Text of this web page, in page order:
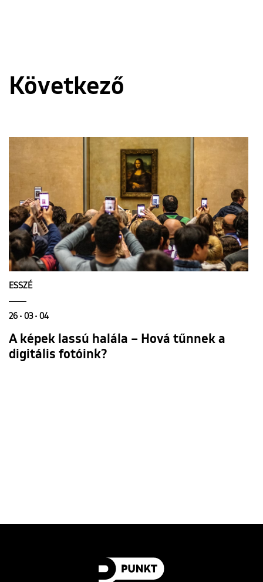
Következő
ESSZÉ
26 • 03 • 04
A képek lassú halála – Hová tűnnek a
digitális fotóink?